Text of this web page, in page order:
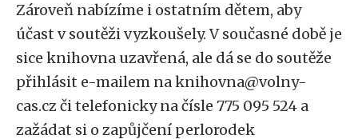
Zároveň nabízíme i ostatním dětem, aby
účast v soutěži vyzkoušely. V současné době je
sice knihovna uzavřená, ale dá se do soutěže
přihlásit e-mailem na knihovna@volny-
cas.cz či telefonicky na čísle 775 095 524 a
zažádat si o zapůjčení perlorodek